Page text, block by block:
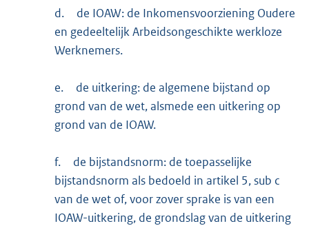
d.
de IOAW: de Inkomensvoorziening Oudere
en gedeeltelijk Arbeidsongeschikte werkloze
Werknemers.
e.
de uitkering: de algemene bijstand op
grond van de wet, alsmede een uitkering op
grond van de IOAW.
f.
de bijstandsnorm: de toepasselijke
bijstandsnorm als bedoeld in artikel 5, sub c
van de wet of, voor zover sprake is van een
IOAW-uitkering, de grondslag van de uitkering